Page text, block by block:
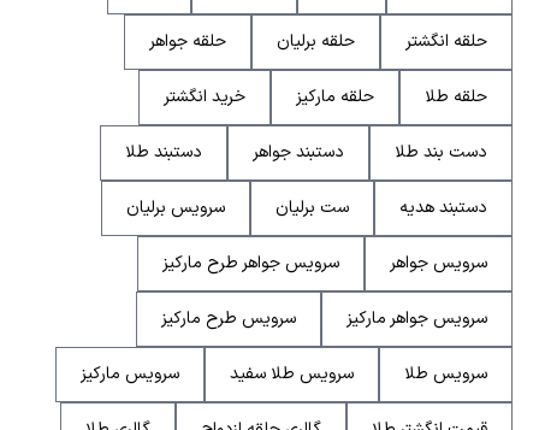
حلقه انگشتر حلقه برلیان حلقه جواهر
حلقه طلا حلقه مارکیز خرید انگشتر
دست بند طلا دستبند جواهر دستبند طلا
دستبند هدیه ست برلیان سرویس برلیان
سرویس جواهر سرویس جواهر طرح مارکیز
سرویس جواهر مارکیز سرویس طرح مارکیز
سرویس طلا سرویس طلا سفید سرویس مارکیز